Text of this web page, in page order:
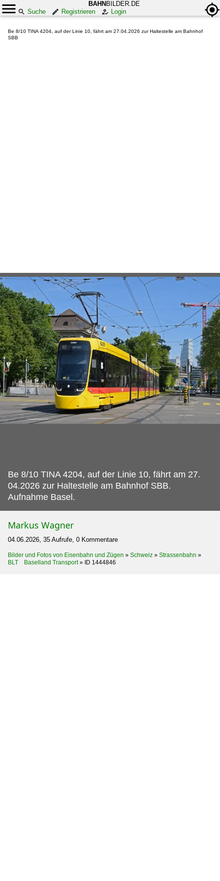
BAHN BILDER.DE
Suche
Registrieren Login
Be 8/10 TINA 4204, auf der Linie 10, fährt am 27.04.2026 zur Haltestelle am Bahnhof
SBB
Be 8/10 TINA 4204, auf der Linie 10, fährt am 27.
04.2026 zur Haltestelle am Bahnhof SBB.
Aufnahme Basel.
Markus Wagner
04.06.2026, 35 Aufrufe, 0 Kommentare
Bilder und Fotos von Eisenbahn und Zügen » Schweiz » Strassenbahn »
BLT Baselland Transport» ID 1444846